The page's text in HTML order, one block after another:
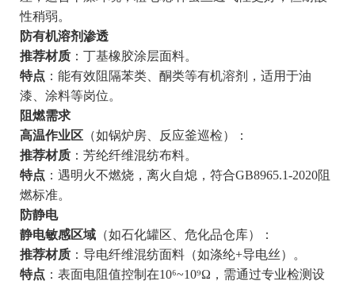
性稍弱。
防有机溶剂渗透
推荐材质：丁基橡胶涂层面料。
特点 ：能有效阻隔苯类、酮类等有机溶剂，适用于油
漆、涂料等岗位。
阻燃需求
高温作业区（如锅炉房、反应釜巡检）：
推荐材质：芳纶纤维混纺布料。
特点 ：遇明火不燃烧，离火自熄，符合GB8965.1-2020阻
燃标准。
防静电
静电敏感区域（如石化罐区、危化品仓库）：
推荐材质：导电纤维混纺面料（如涤纶+导电丝）。
特点 ：表面电阻值控制在10⁶~10⁹Ω，需通过专业检测设